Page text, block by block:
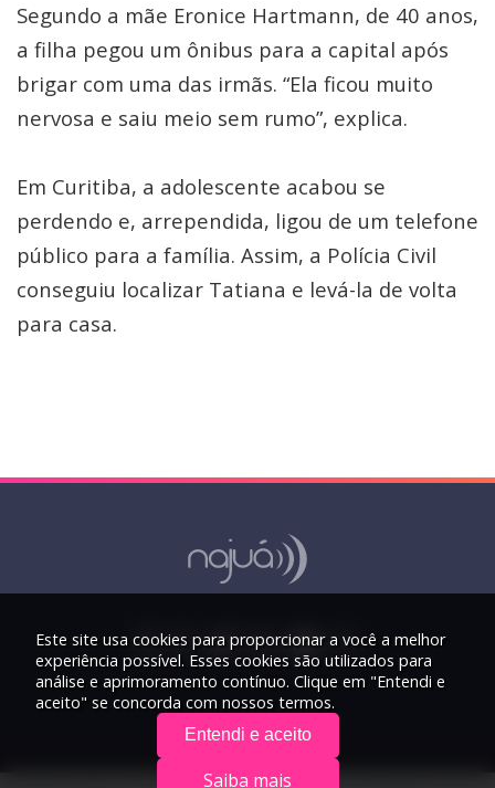
Segundo a mãe Eronice Hartmann, de 40 anos,
a filha pegou um ônibus para a capital após
brigar com uma das irmãs. “Ela ficou muito
nervosa e saiu meio sem rumo”, explica.
Em Curitiba, a adolescente acabou se
perdendo e, arrependida, ligou de um telefone
público para a família. Assim, a Polícia Civil
conseguiu localizar Tatiana e levá-la de volta
para casa.
Este site usa cookies para proporcionar a você a melhor
experiência possível. Esses cookies são utilizados para
análise e aprimoramento contínuo. Clique em "Entendi e
aceito" se concorda com nossos termos.
Entendi e aceito
Saiba mais